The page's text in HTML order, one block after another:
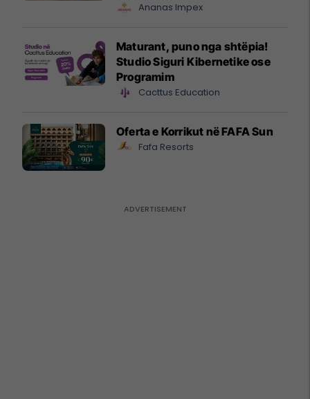
Ananas Impex
Maturant, puno nga shtëpia!
Studio Siguri Kibernetike ose
Programim
Cacttus Education
Oferta e Korrikut në FAFA Sun
Fafa Resorts